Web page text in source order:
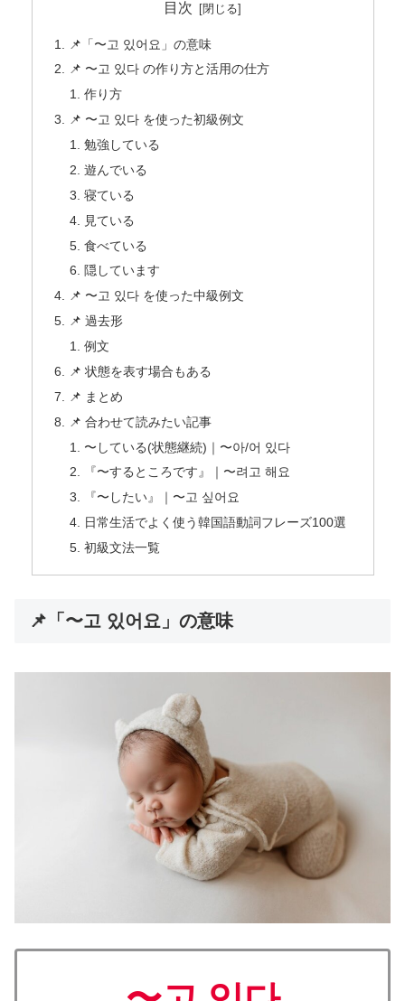
目次
📌「〜고 있어요」の意味
📌 〜고 있다 の作り方と活用の仕方
作り方
📌 〜고 있다 を使った初級例文
勉強している
遊んでいる
寝ている
見ている
食べている
隠しています
📌 〜고 있다 を使った中級例文
📌 過去形
例文
📌 状態を表す場合もある
📌 まとめ
📌 合わせて読みたい記事
〜している(状態継続)｜〜아/어 있다
『〜するところです』｜〜려고 해요
『〜したい』｜〜고 싶어요
日常生活でよく使う韓国語動詞フレーズ100選
初級文法一覧
📌「〜고 있어요」の意味